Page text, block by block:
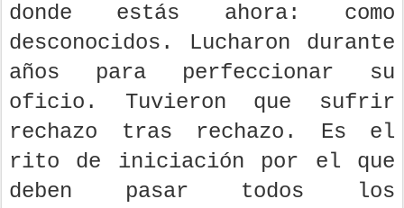
donde estás ahora: como
desconocidos. Lucharon durante
años para perfeccionar su
oficio. Tuvieron que sufrir
rechazo tras rechazo. Es el
rito de iniciación por el que
deben pasar todos los